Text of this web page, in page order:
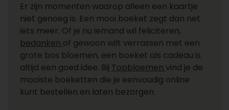
Er zijn momenten waarop alleen een kaartje
niet genoeg is. Een mooi boeket zegt dan net
iets meer. Of je nu iemand wil feliciteren,
bedanken of gewoon wilt verrassen met een
grote bos bloemen, een boeket als cadeau is
altijd een goed idee. Bij Topbloemen vind je de
mooiste boeketten die je eenvoudig online
kunt bestellen en laten bezorgen.